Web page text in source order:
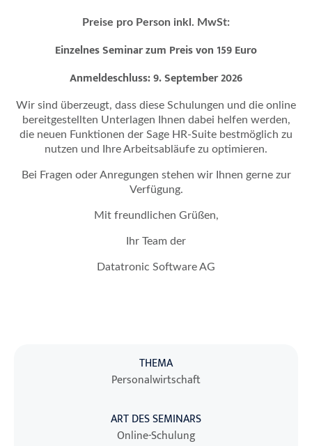
Preise pro Person inkl. MwSt:
Einzelnes Seminar zum Preis von 159 Euro
Anmeldeschluss: 9. September 2026
Wir sind überzeugt, dass diese Schulungen und die online
bereitgestellten Unterlagen Ihnen dabei helfen werden,
die neuen Funktionen der Sage HR-Suite bestmöglich zu
nutzen und Ihre Arbeitsabläufe zu optimieren.
Bei Fragen oder Anregungen stehen wir Ihnen gerne zur
Verfügung.
Mit freundlichen Grüßen,
Ihr Team der
Datatronic Software AG
THEMA
Personalwirtschaft
ART DES SEMINARS
Online-Schulung